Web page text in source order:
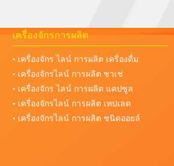
เครื่องจักรการผลิต
• เครื่องจักร ไลน์ การผลิต เครื่องดื่ม
• เครื่องจักรไลน์ การผลิต ชาเช่
• เครื่องจักร ไลน์ การผลิต แคปซูล
• เครื่องจักรไลน์ การผลิต เทปเลต
• เครื่องจักรไลน์ การผลิต ชนิดออยล์